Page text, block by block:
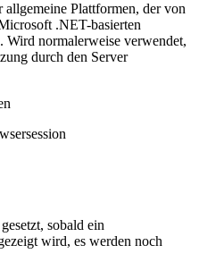
allgemeine Plattformen, der von
.NET-basierten
Wird normalerweise verwendet,
durch den Server
sobald ein
wird, es werden noch